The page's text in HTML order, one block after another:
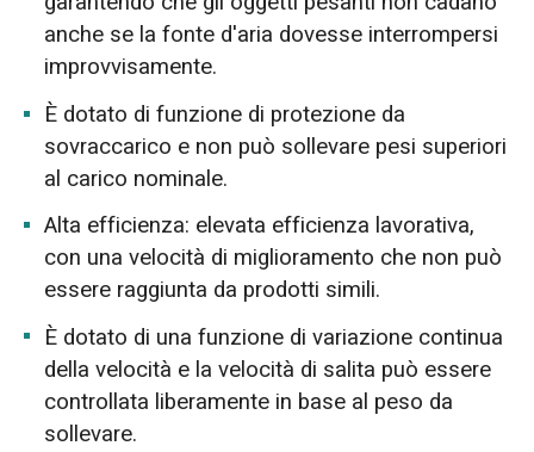
anche se la fonte d'aria dovesse interrompersi
improvvisamente.
È dotato di funzione di protezione da
sovraccarico e non può sollevare pesi superiori
al carico nominale.
Alta efficienza: elevata efficienza lavorativa,
con una velocità di miglioramento che non può
essere raggiunta da prodotti simili.
È dotato di una funzione di variazione continua
della velocità e la velocità di salita può essere
controllata liberamente in base al peso da
sollevare.